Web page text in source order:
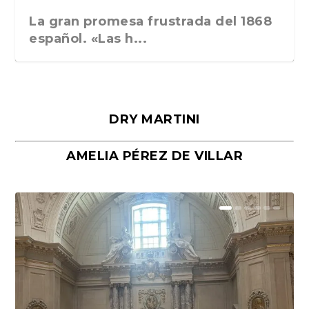
La gran promesa frustrada del 1868
español. «Las h...
Málaga, verso en azul, de Rafael
Porras y Salvador...
«La cocina hebrea. Alimentación
del pueblo judío e...
DRY MARTINI
AMELIA PÉREZ DE VILLAR